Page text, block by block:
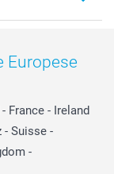
Europese
- France - Ireland
- Suisse -
-